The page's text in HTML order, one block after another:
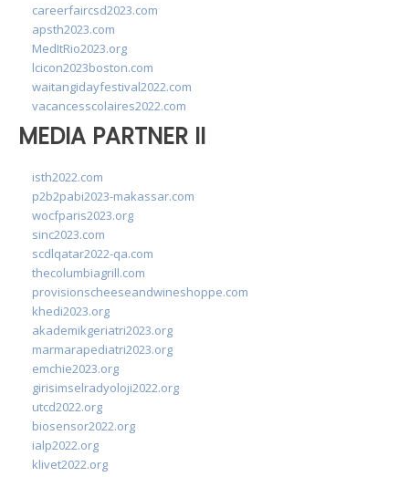
careerfaircsd2023.com
apsth2023.com
MedItRio2023.org
lcicon2023boston.com
waitangidayfestival2022.com
vacancesscolaires2022.com
MEDIA PARTNER II
isth2022.com
p2b2pabi2023-makassar.com
wocfparis2023.org
sinc2023.com
scdlqatar2022-qa.com
thecolumbiagrill.com
provisionscheeseandwineshoppe.com
khedi2023.org
akademikgeriatri2023.org
marmarapediatri2023.org
emchie2023.org
girisimselradyoloji2022.org
utcd2022.org
biosensor2022.org
ialp2022.org
klivet2022.org